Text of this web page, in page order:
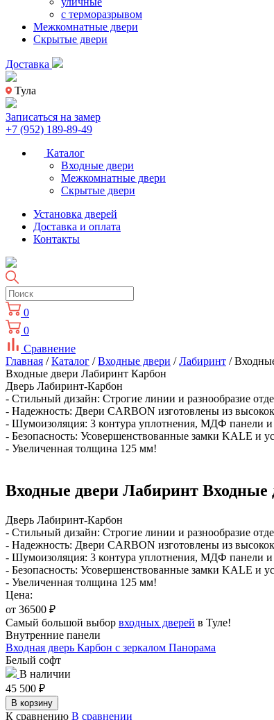
с терморазрывом
Межкомнатные двери
Скрытые двери
Доставка
Тула
Записаться на замер
+7 (952) 189-89-49
Каталог
Входные двери
Межкомнатные двери
Скрытые двери
Установка дверей
Доставка и оплата
Контакты
0
0
Сравнение
Главная /Каталог /Входные двери /Лабиринт /
Входные двери Лабиринт Карбон
Дверь Лабиринт-Карбон
- Стильный дизайн: Строгие линии и разнообразие
- Надежность: Двери CARBON изготовлены из
- Шумоизоляция: 3 контура уплотнения, МДФ панели и
- Безопасность: Усовершенствованные замки KALE и
- Увеличенная толщина 125 мм!
Входные двери Лабиринт
Дверь Лабиринт-Карбон
- Стильный дизайн: Строгие линии и разнообразие
- Надежность: Двери CARBON изготовлены из
- Шумоизоляция: 3 контура уплотнения, МДФ панели и
- Безопасность: Усовершенствованные замки KALE и
- Увеличенная толщина 125 мм!
Цена:
от 36500 ₽
Самый большой выбор входных дверей в Туле!
Внутренние панели
Входная дверь Карбон с зеркалом Панорама
Белый софт
В наличии
45 500 ₽
В корзину
К сравнению В сравнении